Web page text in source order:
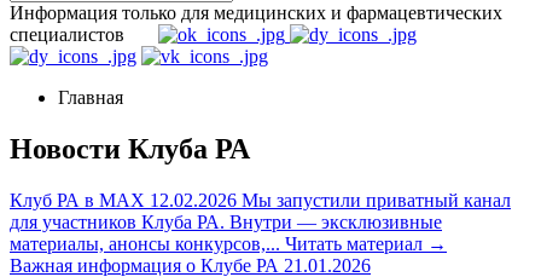
Информация только для медицинских и фармацевтических
специалистов
Главная
Новости Клуба РА
Клуб РА в MAX 12.02.2026 Мы запустили приватный канал
для участников Клуба РА. Внутри — эксклюзивные
материалы, анонсы конкурсов,... Читать материал →
Важная информация о Клубе РА 21.01.2026